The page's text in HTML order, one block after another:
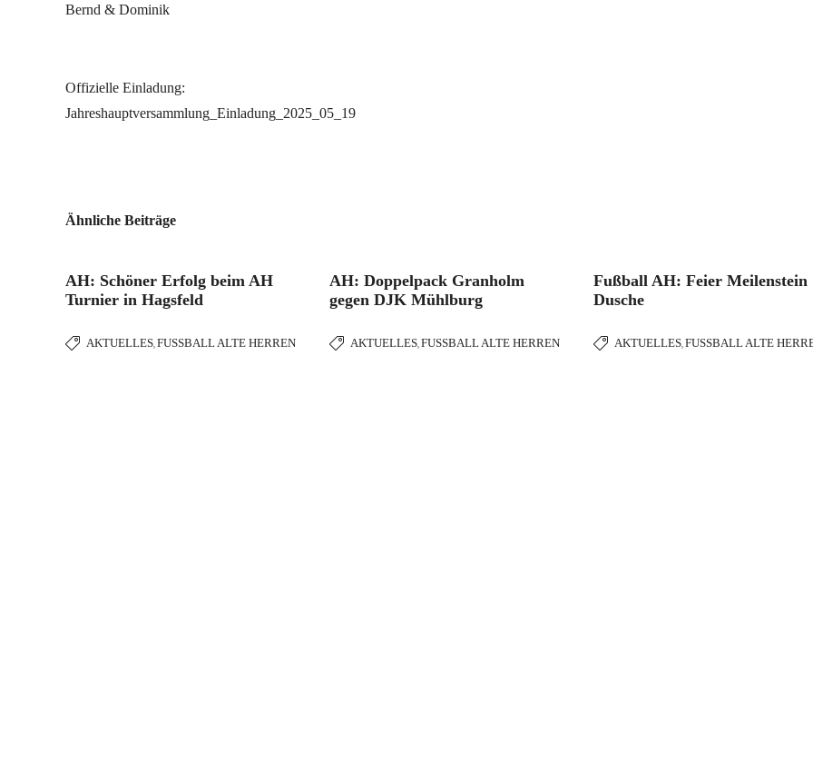
Bernd & Dominik
Offizielle Einladung:
Jahreshauptversammlung_Einladung_2025_05_19
Ähnliche Beiträge
AH: Schöner Erfolg beim AH
Turnier in Hagsfeld
AKTUELLES, FUSSBALL ALTE HERREN
AH: Doppelpack Granholm
gegen DJK Mühlburg
AKTUELLES,FUSSBALL ALTE HERREN
Fußball AH: Feier Meilenstein
Dusche
AKTUELLES,FUSSBALL ALTE